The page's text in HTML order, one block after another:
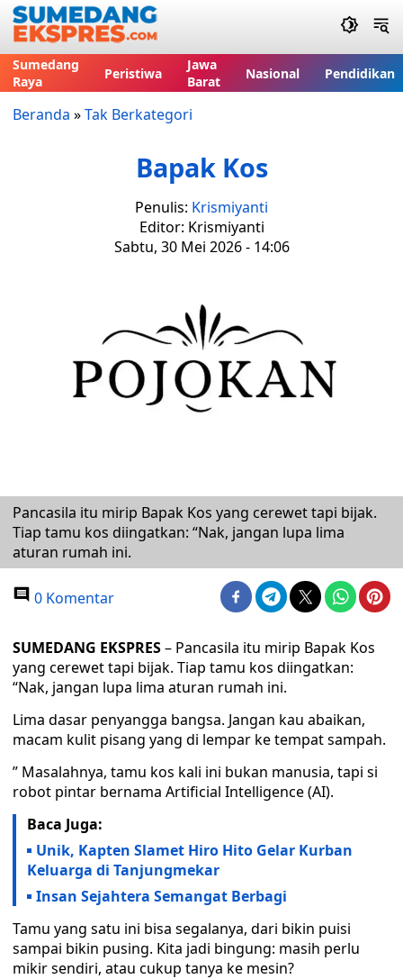
Sumedang
Raya
Peristiwa
Jawa
Barat
Nasional Pendidikan
Beranda »Tak Berkategori
Bapak Kos
Penulis: Krismiyanti
Editor: Krismiyanti
Sabtu, 30 Mei 2026 - 14:06
Pancasila itu mirip Bapak Kos yang cerewet tapi bijak.
Tiap tamu kos diingatkan: “Nak, jangan lupa lima
aturan rumah ini.
0 Komentar
SUMEDANG EKSPRES– Pancasila itu mirip Bapak Kos
yang cerewet tapi bijak. Tiap tamu kos diingatkan:
“Nak, jangan lupa lima aturan rumah ini.
Lima dasar penyangga bangsa. Jangan kau abaikan,
macam kulit pisang yang di lempar ke tempat sampah.
” Masalahnya, tamu kos kali ini bukan manusia, tapi si
robot pintar bernama Artificial Intelligence (AI).
Baca Juga:
Unik, Kapten Slamet Hiro Hito Gelar Kurban
Keluarga di Tanjungmekar
Insan Sejahtera Semangat Berbagi
Tamu yang satu ini bisa segalanya, dari bikin puisi
sampai bikin pusing. Kita jadi bingung: masih perlu
mikir sendiri, atau cukup tanya ke mesin?